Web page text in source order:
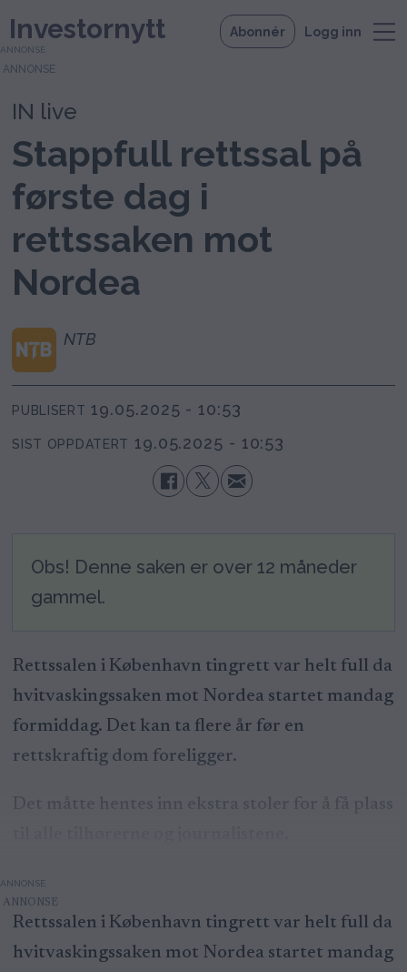
Investornytt Abonnér Logg inn
ANNONSE
IN live
Stappfull rettssal på
første dag i
rettssaken mot
Nordea
NTB
PUBLISERT 19.05.2025 - 10:53
SIST OPPDATERT 19.05.2025 - 10:53
Obs! Denne saken er over 12 måneder
gammel.
Rettssalen i København tingrett var helt full da
hvitvaskingssaken mot Nordea startet mandag
formiddag. Det kan ta flere år før en
rettskraftig dom foreligger.
Det måtte hentes inn ekstra stoler for å få plass
ANNONSE
Rettssalen i København tingrett var helt full da
hvitvaskingssaken mot Nordea startet mandag